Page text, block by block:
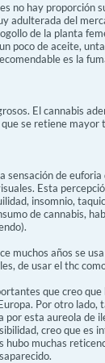
no hay proporción
adulterada del
de la planta
poco de aceite,
es la
El cannabis
se retiene
sensación de
Esta
insomnio,
de cannabis,
muchos años se
de usar el thc
que creo
Por otro
esta aureola
creo que es
muchas